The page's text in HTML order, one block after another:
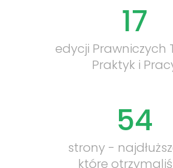
17
edycji Prawniczych
Praktyk i
54
strony -
które